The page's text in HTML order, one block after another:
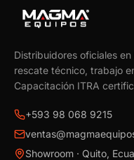
Distribuidores oficiales
rescate técnico, trabajo
Capacitación ITRA
+593 98 068 9215
Showroom · Quito,